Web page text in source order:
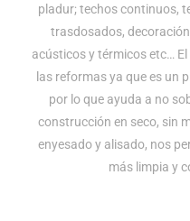
pladur; techos continuos,
trasdosados,
acústicos y térmicos etc…
las reformas ya que es un
por lo que ayuda a no
construcción en seco, sin
enyesado y alisado, nos
más limpia y